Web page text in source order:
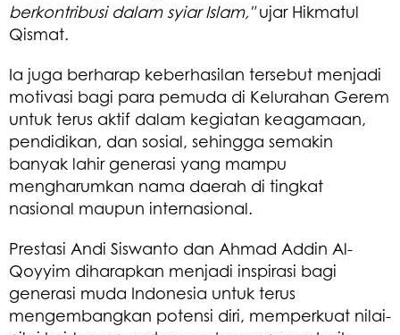
berkontribusi dalam syiar Islam,"ujar Hikmatul
Qismat.
Ia juga berharap keberhasilan tersebut menjadi
motivasi bagi para pemuda di Kelurahan Gerem
untuk terus aktif dalam kegiatan keagamaan,
pendidikan, dan sosial, sehingga semakin
banyak lahir generasi yang mampu
mengharumkan nama daerah di tingkat
nasional maupun internasional.
Prestasi Andi Siswanto dan Ahmad Addin Al-
Qoyyim diharapkan menjadi inspirasi bagi
generasi muda Indonesia untuk terus
mengembangkan potensi diri, memperkuat nilai-